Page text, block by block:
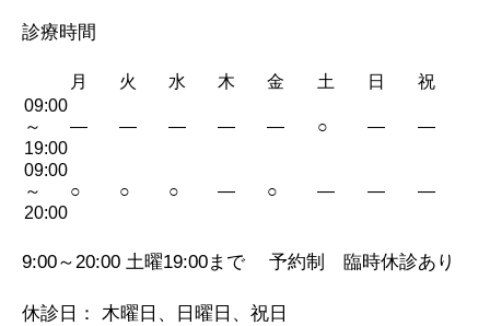
診療時間
月 火 水 木 金 土 日
祝
09:00
～
19:00
— — — — — ○ — —
09:00
～
20:00
○ ○ ○ — ○ — — —
9:00～20:00 土曜19:00まで 予約制 臨時休診あり
休診日： 木曜日、日曜日、祝日